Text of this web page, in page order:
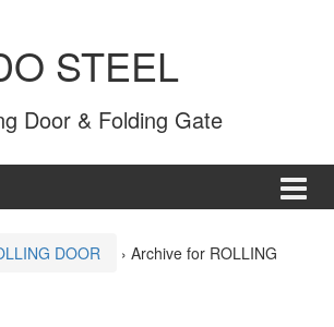
STEEL
Door & Folding Gate
DOOR › Archive for ROLLING